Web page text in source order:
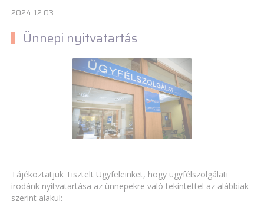
2024.12.03.
Ünnepi nyitvatartás
Tájékoztatjuk Tisztelt Ügyfeleinket, hogy ügyfélszolgálati
irodánk nyitvatartása az ünnepekre való tekintettel az alábbiak
szerint alakul: